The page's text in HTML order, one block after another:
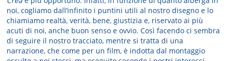
noi, cogliamo dall’infinito i puntini utili al nostro disegno e lo
chiamiamo realtà, verità, bene, giustizia e, riservato ai più
acuti di noi, anche buon senso e ovvio. Così facendo ci sembra
di seguire il nostro tracciato, mentre si tratta di una
narrazione, che come per un film, è indotta dal montaggio